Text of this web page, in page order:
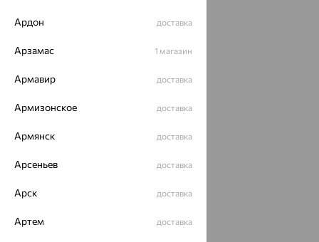
Ардон доставка
Арзамас 1 магазин
Армавир доставка
Армизонское доставка
Армянск доставка
Арсеньев доставка
Арск доставка
Артем доставка